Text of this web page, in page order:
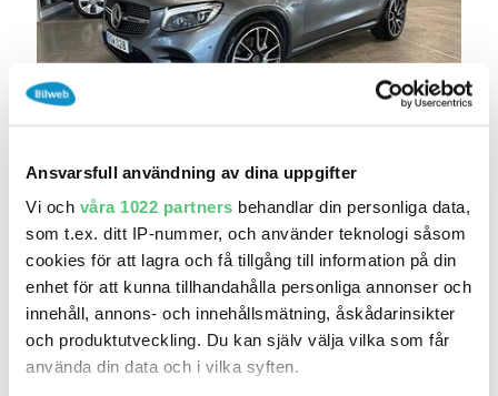
Ansvarsfull användning av dina uppgifter
Vi och våra 1022 partners behandlar din personliga data,
som t.ex. ditt IP-nummer, och använder teknologi såsom
cookies för att lagra och få tillgång till information på din
enhet för att kunna tillhandahålla personliga annonser och
innehåll, annons- och innehållsmätning, åskådarinsikter
och produktutveckling. Du kan själv välja vilka som får
använda din data och i vilka syften.
24 jun 13:57
Mercedes-Benz 43 4MATIC Designo Pano
Pris279 900 kr Beräkna månadskostnad
Bilförmedling i Kronoberg AB
Mil: 21 339 År: 2017 Drivmedel:
Gratis historik (11)
Räkna på försäkring